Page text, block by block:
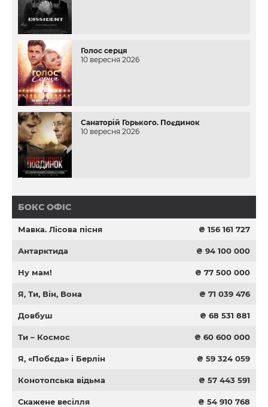
Голос серця
10 вересня 2026
Санаторій Горького. Поєдинок
10 вересня 2026
БОКС ОФІС
Мавка. Лісова пісня ₴ 156 161 727
Антарктида ₴ 94 100 000
Ну мам! ₴ 77 500 000
Я, Ти, Він, Вона ₴ 71 039 476
Довбуш ₴ 68 531 881
Ти – Космос ₴ 60 600 000
Я, «Побєда» і Берлін ₴ 59 324 059
Конотопська відьма ₴ 57 443 591
Скажене весілля ₴ 54 910 768